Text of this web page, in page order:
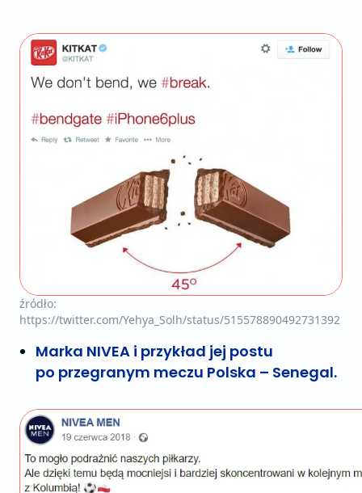
źródło:
https://twitter.com/Yehya_Solh/status/515578890492731392
Marka NIVEA i przykład jej postu
po przegranym meczu Polska – Senegal.